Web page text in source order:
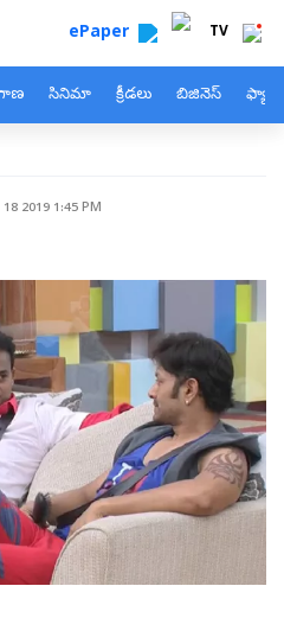
ePaper TV
సినిమా క్రీడలు బిజినెస్
18 2019 1:45 PM